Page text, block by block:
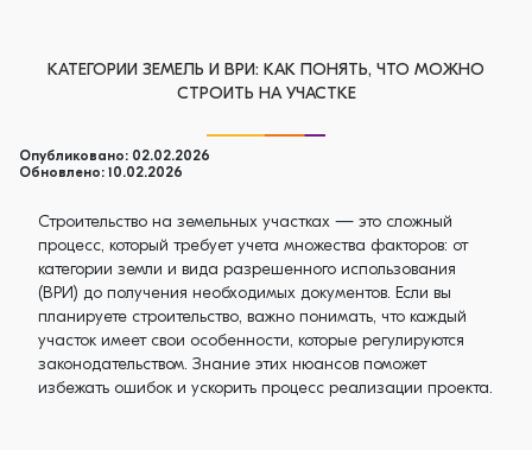
КАТЕГОРИИ ЗЕМЕЛЬ И ВРИ: КАК ПОНЯТЬ, ЧТО МОЖНО
СТРОИТЬ НА УЧАСТКЕ
Опубликовано: 02.02.2026
Обновлено: 10.02.2026
Строительство на земельных участках — это сложный
процесс, который требует учета множества факторов: от
категории земли и вида разрешенного использования
(ВРИ) до получения необходимых документов. Если вы
планируете строительство, важно понимать, что каждый
участок имеет свои особенности, которые регулируются
законодательством. Знание этих нюансов поможет
избежать ошибок и ускорить процесс реализации проекта.